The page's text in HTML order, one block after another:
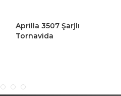
Aprilla 3507 Şarjlı
Tornavida